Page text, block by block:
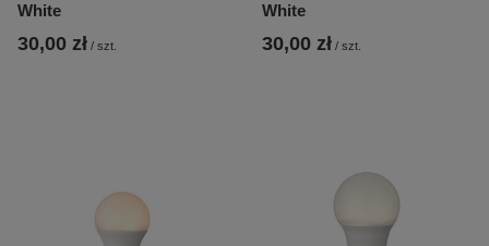
White
30,00 zł / szt.
White
30,00 zł / szt.